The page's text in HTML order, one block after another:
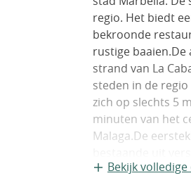
regio. Het biedt
bekroonde
rustige
strand van La
steden in de
zich op slechts 5
minuten van het
Malaga.De
herenhuizen.
Bekijk